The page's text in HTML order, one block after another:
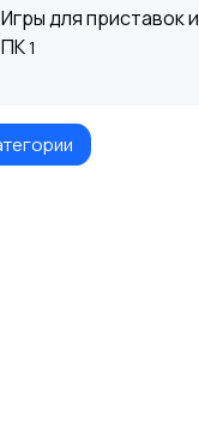
Игры для приставок и
ПК1
Настольные игры